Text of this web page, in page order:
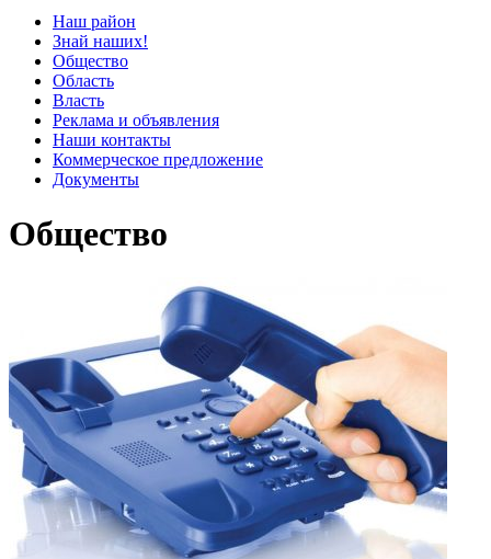
Наш район
Знай наших!
Общество
Область
Власть
Реклама и объявления
Наши контакты
Коммерческое предложение
Документы
Общество